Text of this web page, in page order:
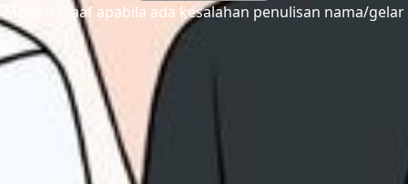
Mohon maaf apabila ada kesalahan penulisan nama/gelar